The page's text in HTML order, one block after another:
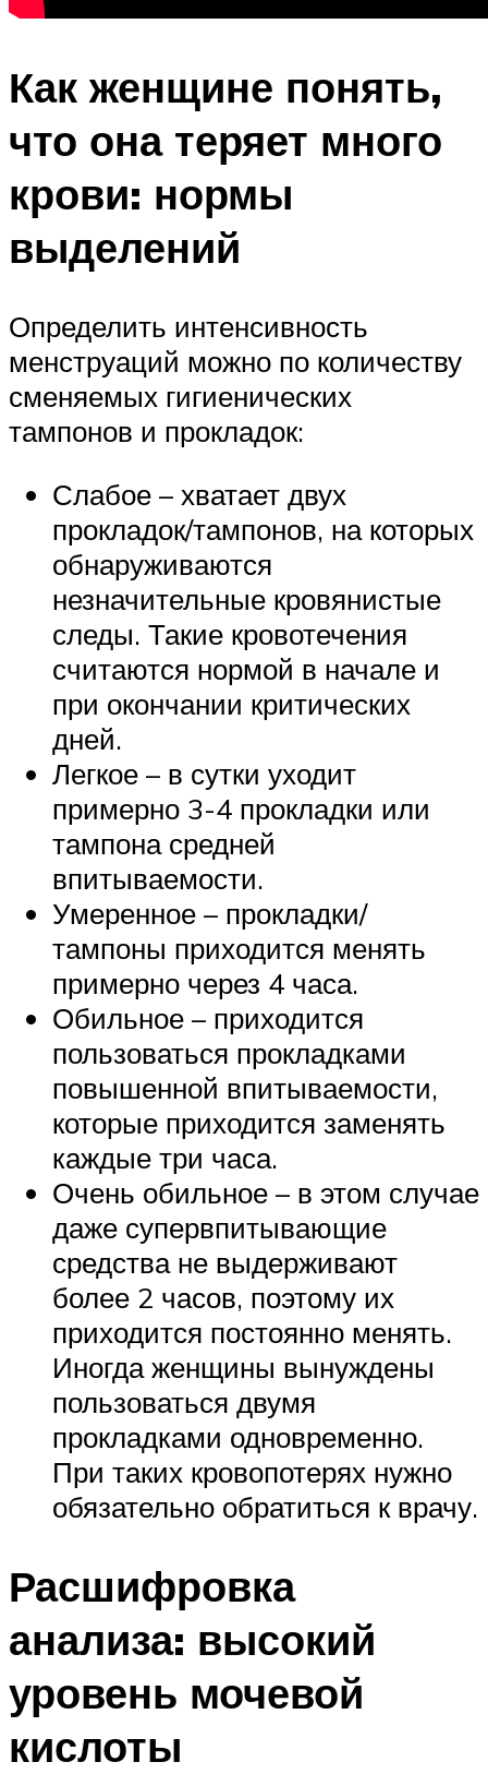
Как женщине понять,
что она теряет много
крови: нормы
выделений
Определить интенсивность
менструаций можно по количеству
сменяемых гигиенических
тампонов и прокладок:
Слабое – хватает двух
прокладок/тампонов, на которых
обнаруживаются
незначительные кровянистые
следы. Такие кровотечения
считаются нормой в начале и
при окончании критических
дней.
Легкое – в сутки уходит
примерно 3-4 прокладки или
тампона средней
впитываемости.
Умеренное – прокладки/
тампоны приходится менять
примерно через 4 часа.
Обильное – приходится
пользоваться прокладками
повышенной впитываемости,
которые приходится заменять
каждые три часа.
Очень обильное – в этом случае
даже супервпитывающие
средства не выдерживают
более 2 часов, поэтому их
приходится постоянно менять.
Иногда женщины вынуждены
пользоваться двумя
прокладками одновременно.
При таких кровопотерях нужно
обязательно обратиться к врачу.
Расшифровка
анализа: высокий
уровень мочевой
кислоты